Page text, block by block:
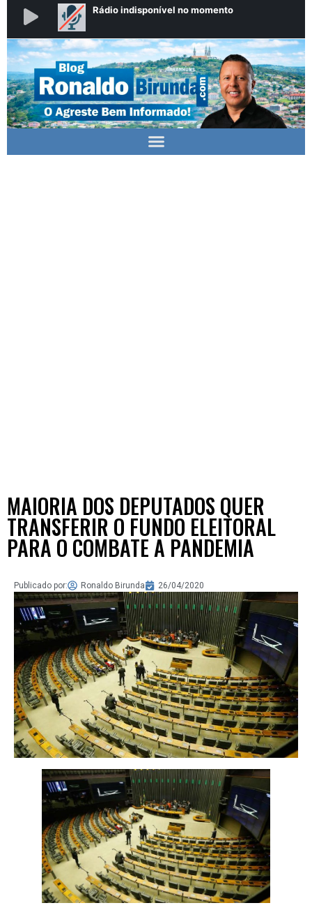
MAIORIA DOS DEPUTADOS QUER
TRANSFERIR O FUNDO ELEITORAL
PARA O COMBATE A PANDEMIA
Publicado por: Ronaldo Birunda 26/04/2020